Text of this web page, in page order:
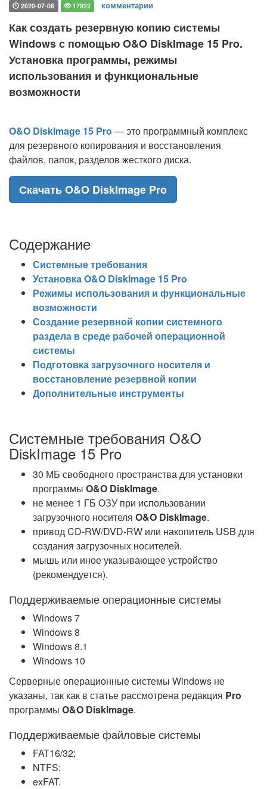
2020-07-06 17922 комментарии
Как создать резервную копию системы
Windows с помощью O&O DiskImage 15 Pro.
Установка программы, режимы
использования и функциональные
возможности
O&O DiskImage 15 Pro — это программный комплекс
для резервного копирования и восстановления
файлов, папок, разделов жесткого диска.
Скачать O&O DiskImage Pro
Содержание
Системные требования
Установка O&O DiskImage 15 Pro
Режимы использования и функциональные
возможности
Создание резервной копии системного
раздела в среде рабочей операционной
системы
Подготовка загрузочного носителя и
восстановление резервной копии
Дополнительные инструменты
Системные требования O&O
DiskImage 15 Pro
30 МБ свободного пространства для установки
программы O&O DiskImage.
не менее 1 ГБ ОЗУ при использовании
загрузочного носителя O&O DiskImage.
привод CD-RW/DVD-RW или накопитель USB для
создания загрузочных носителей.
мышь или иное указывающее устройство
(рекомендуется).
Поддерживаемые операционные системы
Windows 7
Windows 8
Windows 8.1
Windows 10
Серверные операционные системы Windows не
указаны, так как в статье рассмотрена редакция Pro
программы O&O DiskImage.
Поддерживаемые файловые системы
FAT16/32;
NTFS;
exFAT.